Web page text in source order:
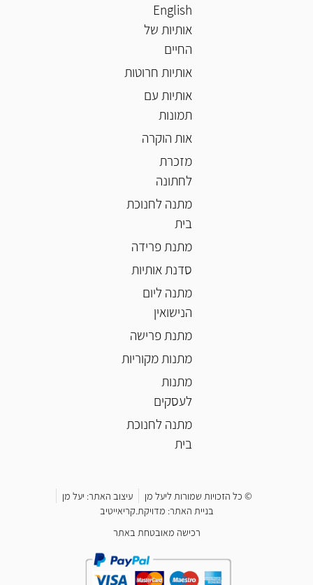
English
אותיות של
החיים
אותיות חרוטות
אותיות עם
תמונות
אות הוקרה
מזכרת
לחתונה
מתנה לחנוכת
בית
מתנת פרידה
סדנת אותיות
מתנה ליום
הנישואין
מתנת פרישה
מתנות מקוריות
מתנות
לעסקים
מתנה לחנוכת
בית
© כל הזכויות שמורות ליעל מן
עיצוב האתר: יעל מן
בניית האתר: מדויקת.קריאייטיב
רכישה מאובטחת באתר